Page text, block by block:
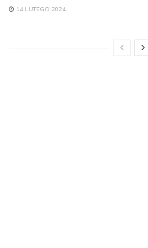
14 LUTEGO 2024